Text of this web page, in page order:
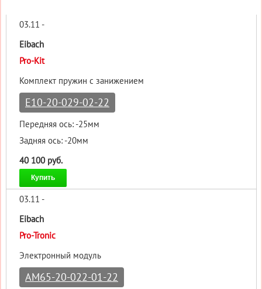
03.11 -
Eibach
Pro-Kit
Комплект пружин с занижением
E10-20-029-02-22
Передняя ось: -25мм
Задняя ось: -20мм
40 100 руб.
Купить
03.11 -
Eibach
Pro-Tronic
Электронный модуль
AM65-20-022-01-22